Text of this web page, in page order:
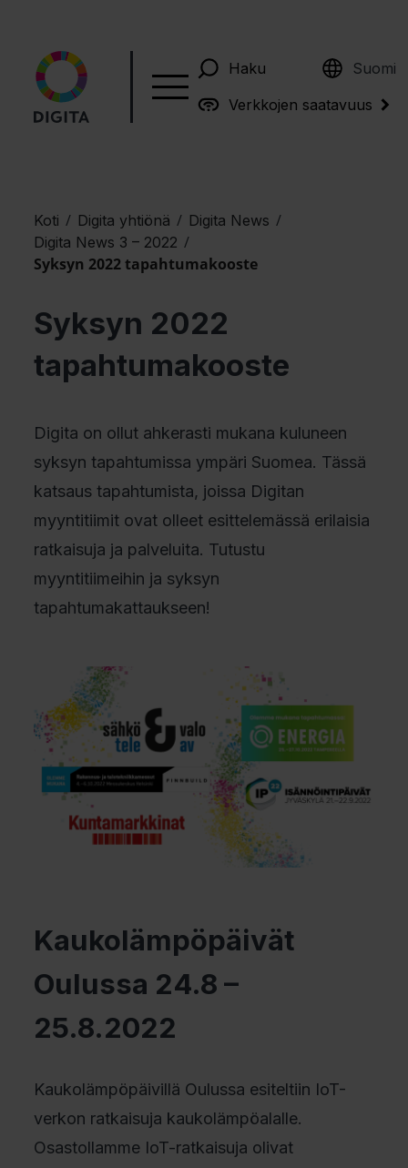
Haku Suomi
English
Verkkojen saatavuus
Koti / Digita yhtiönä / Digita News /
Digita News 3 – 2022 /
Syksyn 2022 tapahtumakooste
Syksyn 2022
tapahtumakooste
Digita on ollut ahkerasti mukana kuluneen
syksyn tapahtumissa ympäri Suomea. Tässä
katsaus tapahtumista, joissa Digitan
myyntitiimit ovat olleet esittelemässä erilaisia
ratkaisuja ja palveluita. Tutustu
myyntitiimeihin ja syksyn
tapahtumakattaukseen!
Kaukolämpöpäivät
Oulussa 24.8 –
25.8.2022
Kaukolämpöpäivillä Oulussa esiteltiin IoT-
verkon ratkaisuja kaukolämpöalalle.
Osastollamme IoT-ratkaisuja olivat